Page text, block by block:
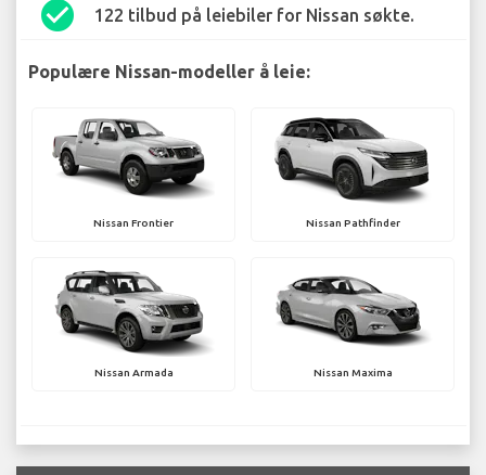
check_circle 122 tilbud på leiebiler for Nissan søkte.
Populære Nissan-modeller å leie:
Nissan Frontier Nissan Pathfinder
Nissan Armada Nissan Maxima